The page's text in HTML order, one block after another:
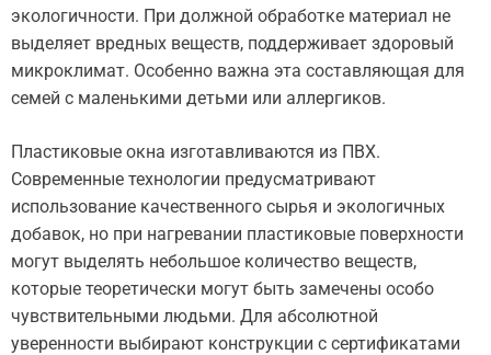
экологичности. При должной обработке материал не
выделяет вредных веществ, поддерживает здоровый
микроклимат. Особенно важна эта составляющая для
семей с маленькими детьми или аллергиков.
Пластиковые окна изготавливаются из ПВХ.
Современные технологии предусматривают
использование качественного сырья и экологичных
добавок, но при нагревании пластиковые поверхности
могут выделять небольшое количество веществ,
которые теоретически могут быть замечены особо
чувствительными людьми. Для абсолютной
уверенности выбирают конструкции с сертификатами